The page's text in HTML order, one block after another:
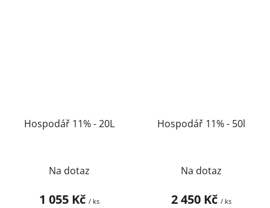
Hospodář 11% - 20L
Na dotaz
1 055 Kč / ks
Hospodář 11% - 50l
Na dotaz
2 450 Kč / ks